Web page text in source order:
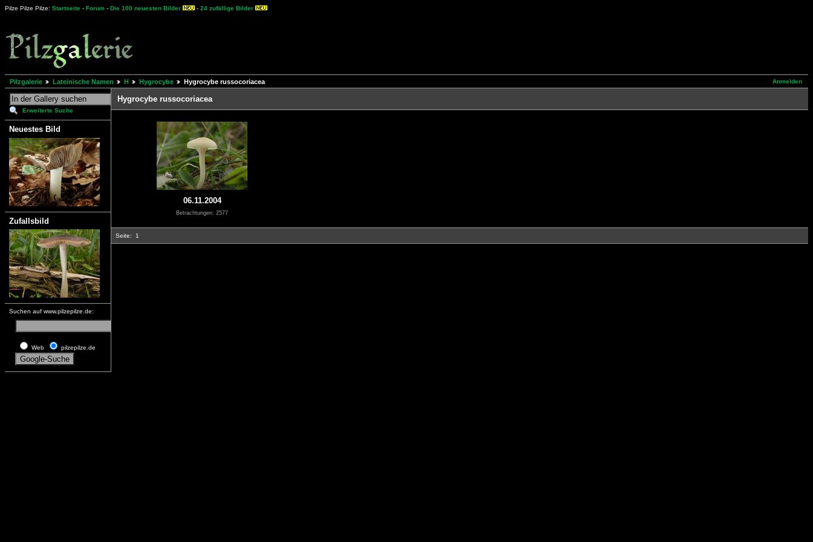
Pilze Pilze Pilze: Startseite - Forum - Die 100 neuesten Bilder - 24 zufällige Bilder
Anmelden
Pilzgalerie Lateinische Namen H Hygrocybe Hygrocybe russocoriacea
Erweiterte Suche
Neuestes Bild
Zufallsbild
Suchen auf www.pilzepilze.de:
Web pilzepilze.de
Hygrocybe russocoriacea
06.11.2004
Betrachtungen: 2577
Seite: 1